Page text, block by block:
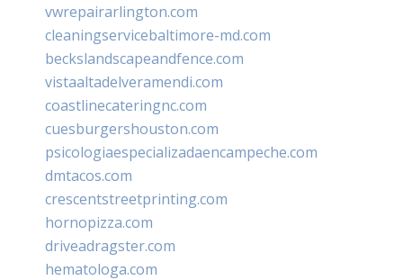
vwrepairarlington.com
cleaningservicebaltimore-md.com
beckslandscapeandfence.com
vistaaltadelveramendi.com
coastlinecateringnc.com
cuesburgershouston.com
psicologiaespecializadaencampeche.com
dmtacos.com
crescentstreetprinting.com
hornopizza.com
driveadragster.com
hematologa.com